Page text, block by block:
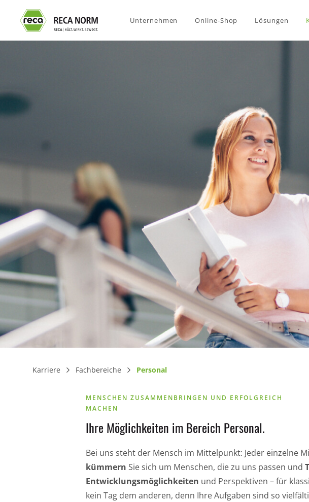
Unternehmen Online-Shop Lösungen
Karriere Fachbereiche Personal
MENSCHEN ZUSAMMENBRINGEN UND ERFOLGREICH
MACHEN
Ihre Möglichkeiten im Bereich Personal.
Bei uns steht der Mensch im Mittelpunkt: Jeder einzelne
kümmern Sie sich um Menschen, die zu uns passen und
Entwicklungsmöglichkeiten und Perspektiven – für
kein Tag dem anderen, denn Ihre Aufgaben sind so